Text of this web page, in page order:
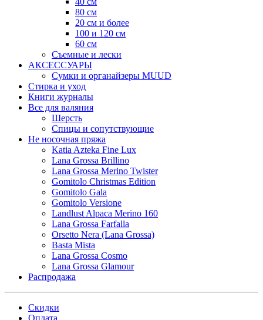
80 см
20 см и более
100 и 120 см
60 см
Съемные и лески
АКСЕССУАРЫ
Сумки и органайзеры MUUD
Стирка и уход
Книги журналы
Все для валяния
Шерсть
Спицы и сопутствующие
Не носочная пряжа
Katia Azteka Fine Lux
Lana Grossa Brillino
Lana Grossa Merino Twister
Gomitolo Christmas Edition
Gomitolo Gala
Gomitolo Versione
Landlust Alpaca Merino 160
Lana Grossa Farfalla
Orsetto Nera (Lana Grossa)
Basta Mista
Lana Grossa Cosmo
Lana Grossa Glamour
Распродажа
Скидки
Оплата